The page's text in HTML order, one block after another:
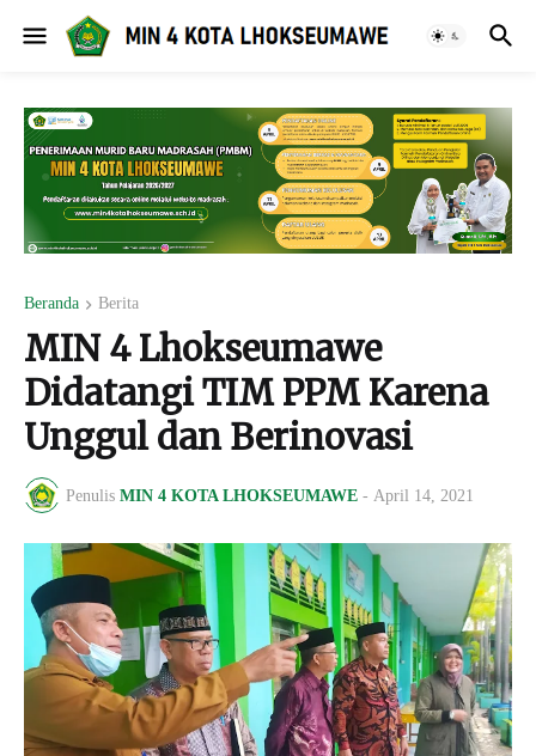
Beranda Berita
MIN 4 Lhokseumawe
Didatangi TIM PPM Karena
Unggul dan Berinovasi
Penulis MIN 4 KOTA LHOKSEUMAWE - April 14, 2021